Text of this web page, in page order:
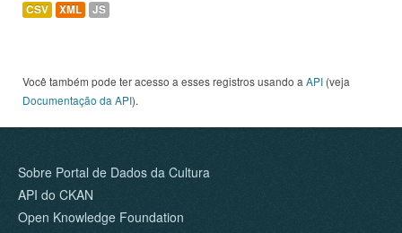
CSV XML JS
Você também pode ter acesso a esses registros usando a API (veja
Documentação da API).
Sobre Portal de Dados da Cultura
API do CKAN
Open Knowledge Foundation